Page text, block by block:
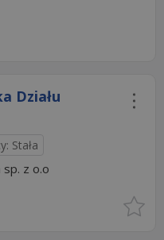
Działu
Stała
sp. z o.o